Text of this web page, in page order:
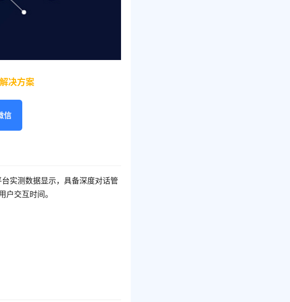
决方案
信
实测数据显示，具备深度对话管
户交互时间。